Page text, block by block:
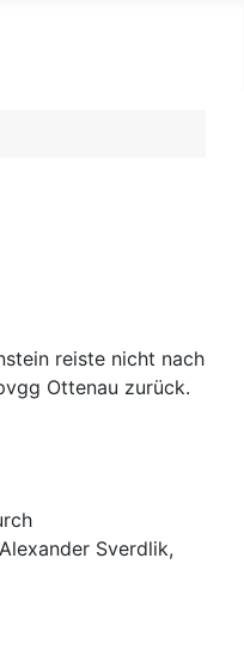
reiste nicht nach
Ottenau zurück.
Sverdlik,